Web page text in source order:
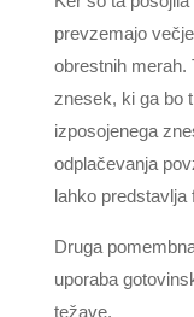
prevzemajo
obrestnih merah.
znesek, ki ga bo
izposojenega
odplačevanja
lahko predstavlja
Druga
uporaba
težave.